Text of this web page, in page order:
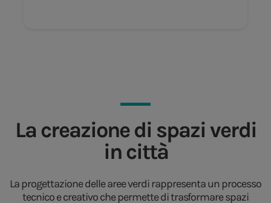
La creazione di spazi verdi
in città
La progettazione delle aree verdi rappresenta un processo
tecnico e creativo che permette di trasformare spazi